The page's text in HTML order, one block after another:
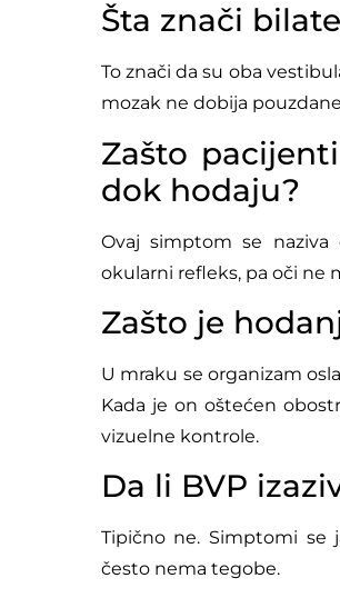
Šta znači
To znači da su oba
mozak ne dobija
Zašto
dok hodaju?
Ovaj simptom se
okularni refleks, pa oči ne
Zašto je
U mraku se organizam
Kada je on oštećen
vizuelne kontrole.
Da li BVP
Tipično ne. Simptomi se
često nema tegobe.